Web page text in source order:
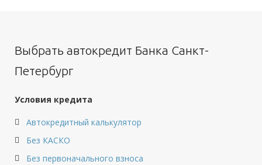
Выбрать автокредит Банка Санкт-
Петербург
Условия кредита
Автокредитный калькулятор
Без КАСКО
Без первоначального взноса